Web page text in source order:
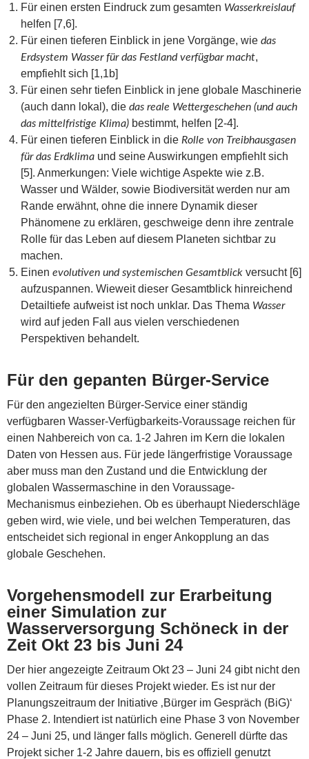
Für einen ersten Eindruck zum gesamten Wasserkreislauf
helfen [7,6].
Für einen tieferen Einblick in jene Vorgänge, wie das
Erdsystem Wasser für das Festland verfügbar macht,
empfiehlt sich [1,1b]
Für einen sehr tiefen Einblick in jene globale Maschinerie
(auch dann lokal), die das reale Wettergeschehen (und auch
das mittelfristige Klima) bestimmt, helfen [2-4].
Für einen tieferen Einblick in die Rolle von Treibhausgasen
für das Erdklima und seine Auswirkungen empfiehlt sich
[5]. Anmerkungen: Viele wichtige Aspekte wie z.B.
Wasser und Wälder, sowie Biodiversität werden nur am
Rande erwähnt, ohne die innere Dynamik dieser
Phänomene zu erklären, geschweige denn ihre zentrale
Rolle für das Leben auf diesem Planeten sichtbar zu
machen.
Einen evolutiven und systemischen Gesamtblick versucht [6]
aufzuspannen. Wieweit dieser Gesamtblick hinreichend
Detailtiefe aufweist ist noch unklar. Das Thema Wasser
wird auf jeden Fall aus vielen verschiedenen
Perspektiven behandelt.
Für den gepanten Bürger-Service
Für den angezielten Bürger-Service einer ständig
verfügbaren Wasser-Verfügbarkeits-Voraussage reichen für
einen Nahbereich von ca. 1-2 Jahren im Kern die lokalen
Daten von Hessen aus. Für jede längerfristige Voraussage
aber muss man den Zustand und die Entwicklung der
globalen Wassermaschine in den Voraussage-
Mechanismus einbeziehen. Ob es überhaupt Niederschläge
geben wird, wie viele, und bei welchen Temperaturen, das
entscheidet sich regional in enger Ankopplung an das
globale Geschehen.
Vorgehensmodell zur Erarbeitung
einer Simulation zur
Wasserversorgung Schöneck in der
Zeit Okt 23 bis Juni 24
Der hier angezeigte Zeitraum Okt 23 – Juni 24 gibt nicht den
vollen Zeitraum für dieses Projekt wieder. Es ist nur der
Planungszeitraum der Initiative ‚Bürger im Gespräch (BiG)‘
Phase 2. Intendiert ist natürlich eine Phase 3 von November
24 – Juni 25, und länger falls möglich. Generell dürfte das
Projekt sicher 1-2 Jahre dauern, bis es offiziell genutzt